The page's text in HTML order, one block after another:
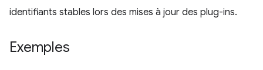
identifiants stables lors des mises à jour des plug-ins.
Exemples